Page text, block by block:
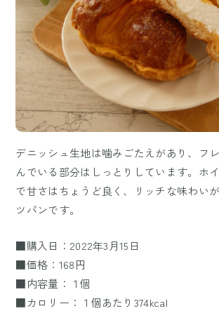
デニッシュ生地は噛みごたえがあり、フ
んでいる部分はしっとりしています。ホ
で甘さはちょうど良く、リッチな味わい
ツパンです。
■購入日：2022年3月15日
■価格：168円
■内容量：１個
■カロリー：１個あたり374kcal